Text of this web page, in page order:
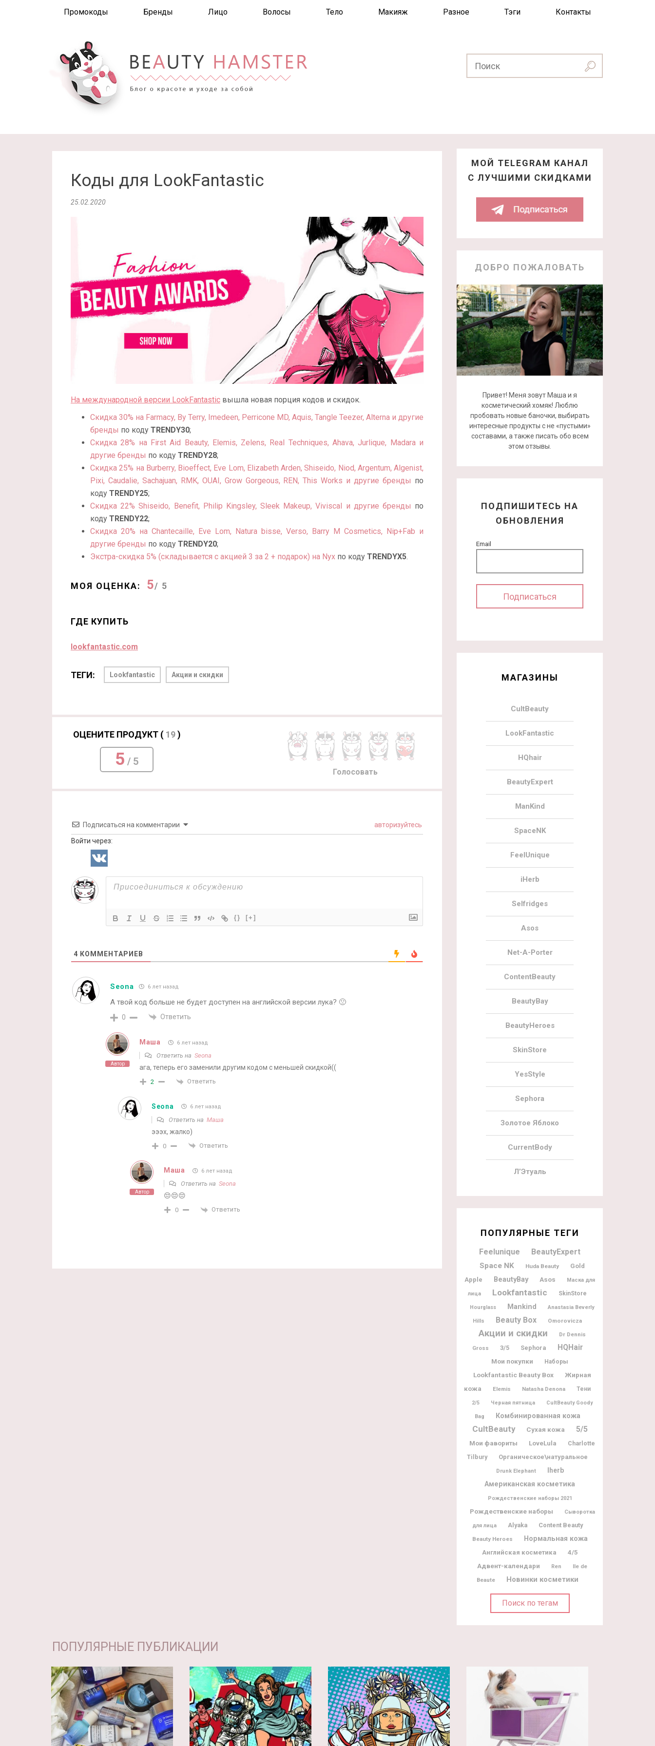
Промокоды Бренды Лицо Волосы Тело Макияж Разное Тэги Контакты
Коды для LookFantastic
25.02.2020
На международной версии LookFantastic вышла новая порция кодов и скидок.
Скидка 30% на Farmacy, By Terry, Imedeen, Perricone MD, Aquis, Tangle Teezer, Alterna и другие
бренды по коду TRENDY30;
Скидка 28% на First Aid Beauty, Elemis, Zelens, Real Techniques, Ahava, Jurlique, Madara и
другие бренды по коду TRENDY28;
Скидка 25% на Burberry, Bioeffect, Eve Lom, Elizabeth Arden, Shiseido, Niod, Argentum, Algenist,
Pixi, Caudalie, Sachajuan, RMK, OUAI, Grow Gorgeous, REN, This Works и другие бренды по
коду TRENDY25;
Скидка 22% Shiseido, Benefit, Philip Kingsley, Sleek Makeup, Viviscal и другие бренды по
коду TRENDY22;
Скидка 20% на Chantecaille, Eve Lom, Natura bisse, Verso, Barry M Cosmetics, Nip+Fab и
другие бренды по коду TRENDY20;
Экстра-скидка 5% (складывается с акцией 3 за 2 + подарок) на Nyx по коду TRENDYX5.
МОЯ ОЦЕНКА: 5/ 5
ГДЕ КУПИТЬ
lookfantastic.com
ТЕГИ: Lookfantastic Акции и скидки
ОЦЕНИТЕ ПРОДУКТ ( 19)
5 / 5
Голосовать
Подписаться на комментарии авторизуйтесь
Войти через:
{} [+]
4 КОММЕНТАРИЕВ
Seona 6 лет назад
А твой код больше не будет доступен на английской версии лука? 🙁
0 Ответить
Автор
Маша 6 лет назад
Ответить на Seona
ага, теперь его заменили другим кодом с меньшей скидкой((
2 Ответить
Seona 6 лет назад
Ответить на Маша
эээх, жалко)
0 Ответить
Автор
Маша 6 лет назад
Ответить на Seona
😔😔😔
0 Ответить
МОЙ TELEGRAM КАНАЛ
С ЛУЧШИМИ СКИДКАМИ
ДОБРО ПОЖАЛОВАТЬ
Привет! Меня зовут Маша и я
косметический хомяк! Люблю
пробовать новые баночки, выбирать
интересные продукты с не «пустыми»
составами, а также писать обо всем
этом отзывы.
ПОДПИШИТЕСЬ НА
ОБНОВЛЕНИЯ
Email
МАГАЗИНЫ
CultBeauty
LookFantastic
HQhair
BeautyExpert
ManKind
SpaceNK
FeelUnique
iHerb
Selfridges
Asos
Net-A-Porter
ContentBeauty
BeautyBay
BeautyHeroes
SkinStore
YesStyle
Sephora
Золотое Яблоко
CurrentBody
Л’Этуаль
ПОПУЛЯРНЫЕ ТЕГИ
Feelunique BeautyExpert
Space NK Huda Beauty
Gold
Apple
BeautyBay Asos Маска для
лица Lookfantastic SkinStore
Hourglass Mankind Anastasia Beverly
Hills Beauty Box Omorovicza
Акции и скидки
Dr Dennis
Gross
3/5 Sephora HQHair
Мои покупки Наборы
Lookfantastic Beauty Box
Жирная
кожа
Elemis Natasha Denona Тени
2/5 Черная пятница CultBeauty Goody
Bag Комбинированная кожа
CultBeauty Сухая кожа 5/5
Мои фавориты LoveLula
Charlotte
Tilbury
Органическое\натуральное
Drunk Elephant
Iherb
Американская косметика
Рождественские наборы 2021
Рождественские наборы Сыворотка
для лица Alyaka Content Beauty
Beauty Heroes Нормальная кожа
Английская косметика 4/5
Адвент-календари Ren
Ile de
Beaute
Новинки косметики
Поиск по тегам
ПОПУЛЯРНЫЕ ПУБЛИКАЦИИ